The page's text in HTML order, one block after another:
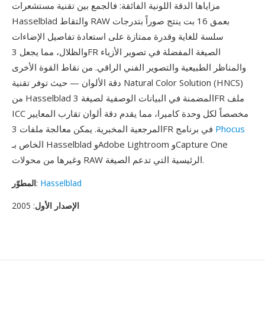
مزاياها الدقة اللونية الفائقة: فالجمع بين تقنية مستشعرات
Hasselblad والتقاط RAW بعمق 16 بت ينتج صوراً بتدرجات
سلسة للغاية وقدرة ممتازة على استعادة تفاصيل الإضاءات
والظلال، مما يجعل 3FR الصيغة المفضلة في تصوير الأزياء
والمناظر الطبيعية والتصوير الفني الراقي. من نقاط القوة الأخرى
دقة الألوان — حيث توفر تقنية Natural Color Solution (HNCS)
من Hasselblad المضمنة في البيانات الوصفية لصيغة 3FR ملف
ICC مخصصاً لكل وحدة كاميرا، مما يقدم دقة ألوان تقارب المعايير
Phocus
الخاص بـ Hasselblad وAdobe Lightroom وCapture One
وغيرها من محولات RAW الرئيسية التي تدعم الصيغة.
المطوّر: Hasselblad
الإصدار الأول: 2005